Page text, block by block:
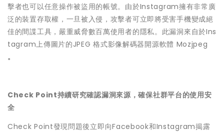
擊者也可以任意操作被盜用的帳號。由於Instagram擁有非常廣
泛的裝置存取權，一旦被入侵，攻擊者可立即將受害手機變成絕
佳的間諜工具，嚴重威脅數百萬使用者的隱私。此漏洞來自於Ins
tagram上傳圖片的JPEG 格式影像解碼器開源軟體 Mozjpeg
。
Check Point持續研究確認漏洞來源，確保社群平台的使用安
全
Check Point發現問題後立即向Facebook和Instagram揭露